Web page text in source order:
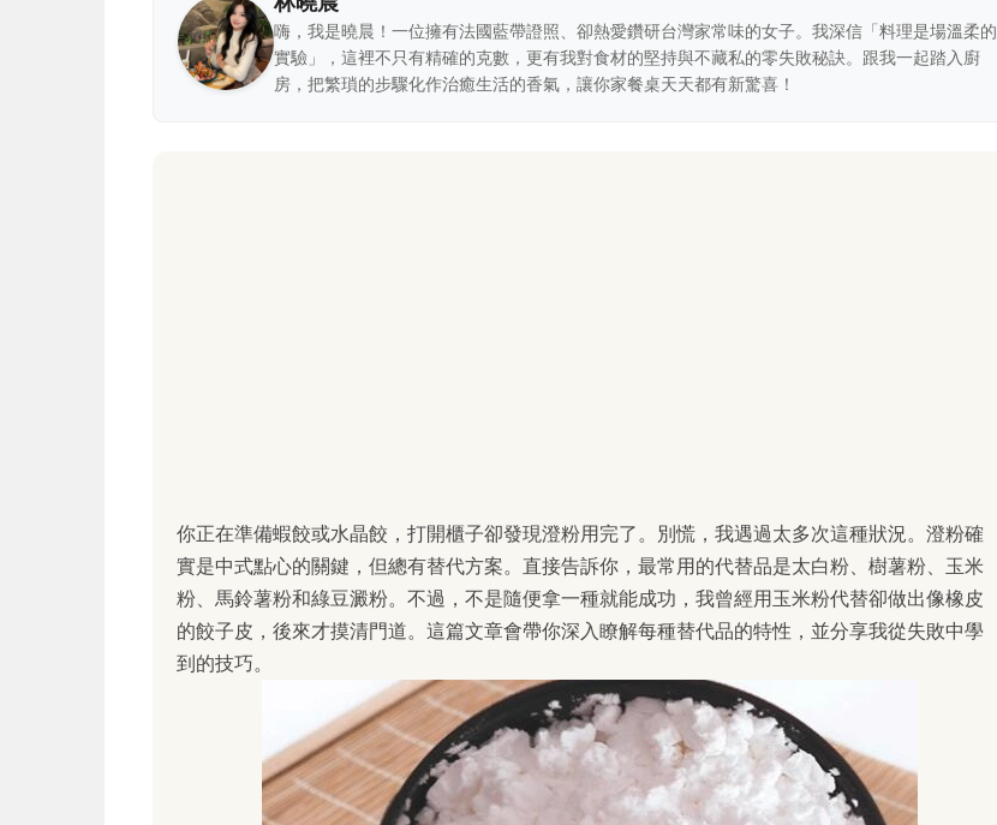
嗨，我是曉晨！一位擁有法國藍帶證照、卻熱愛鑽研台灣家常味的女子。我深信「料理是場溫柔的
實驗」，這裡不只有精確的克數，更有我對食材的堅持與不藏私的零失敗秘訣。跟我一起踏入廚
房，把繁瑣的步驟化作治癒生活的香氣，讓你家餐桌天天都有新驚喜！
你正在準備蝦餃或水晶餃，打開櫃子卻發現澄粉用完了。別慌，我遇過太多次這種狀況。澄粉確
實是中式點心的關鍵，但總有替代方案。直接告訴你，最常用的代替品是太白粉、樹薯粉、玉米
粉、馬鈴薯粉和綠豆澱粉。不過，不是隨便拿一種就能成功，我曾經用玉米粉代替卻做出像橡皮
的餃子皮，後來才摸清門道。這篇文章會帶你深入瞭解每種替代品的特性，並分享我從失敗中學
到的技巧。